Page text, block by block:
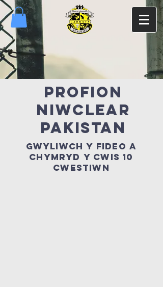
profion
niwclear
pakistan
gwyliwch y fideo a
chymryd y cwis 10
CWESTIWN